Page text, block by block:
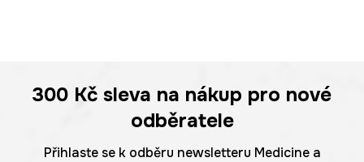
300 Kč sleva na nákup pro nové
odběratele
Přihlaste se k odběru newsletteru Medicine a